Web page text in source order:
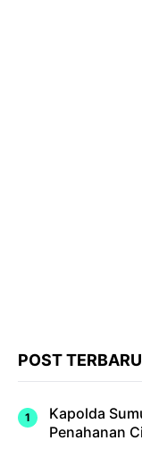
POST TERBARU
Kapolda
Penahanan